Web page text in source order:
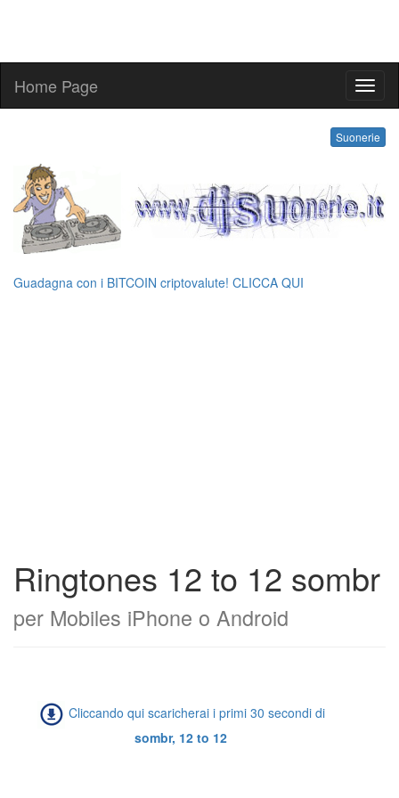
Home Page
Suonerie
Guadagna con i BITCOIN criptovalute! CLICCA QUI
Ringtones 12 to 12 sombr
per Mobiles iPhone o Android
Cliccando qui scaricherai i primi 30 secondi di
sombr, 12 to 12